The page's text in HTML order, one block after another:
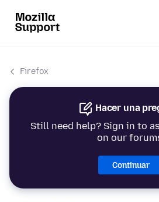
Firefox
Hacer una
Still need help? Sign in to
on our
Continuar